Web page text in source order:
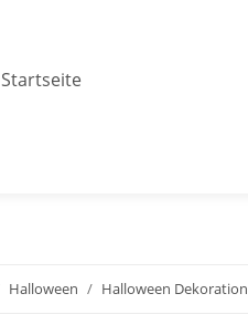
Halloween Halloween Dekoration